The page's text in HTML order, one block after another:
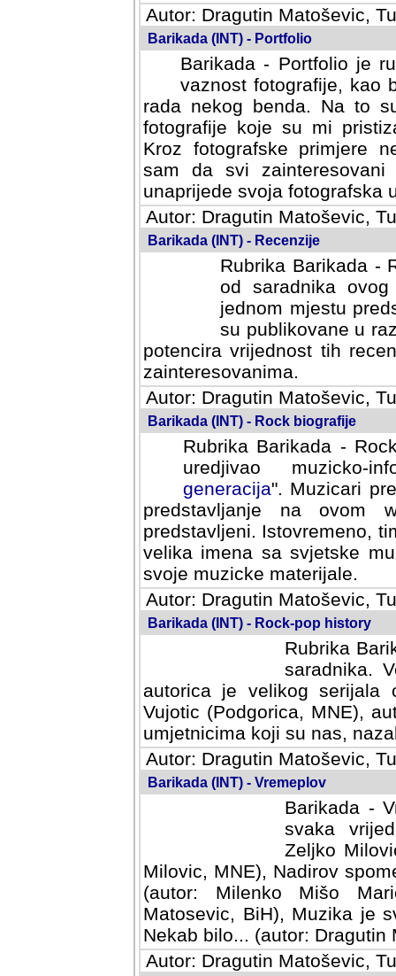
Autor: Dragutin Matoševic,
Barikada (INT) - Portfolio
Barikada - Portfolio je
vaznost fotografije, kao
rada nekog benda. Na to
fotografije koje su mi
fotografske primjere
svi zainteresovani
svoja fotografska umijeca.
Autor: Dragutin Matoševic,
Barikada (INT) - Recenzije
Rubrika Barikada -
od saradnika
jednom mjestu
su publikovane u
potencira vrijednost tih
zainteresovanima.
Autor: Dragutin Matoševic,
Barikada (INT) - Rock biografije
Rubrika Barikada -
uredjivao muzicko-
Muzicari predstavljeni u
na ovom web portalu
Istovremeno, tim nacinom
sa svjetske muzicke scene
materijale.
Autor: Dragutin Matoševic,
Barikada (INT) - Rock-pop history
Rubrika
saradnika.
autorica je velikog serijala
Vujotic (Podgorica, MNE),
umjetnicima koji su nas,
Autor: Dragutin Matoševic,
Barikada (INT) - Vremeplov
Barikada -
svaka
Milovic,
MNE), Nadirov spomenar
Milenko Mišo Maric, UK),
Muzika je svirala (autor:
(autor: Dragutin Matosevic,
Autor: Dragutin Matoševic,